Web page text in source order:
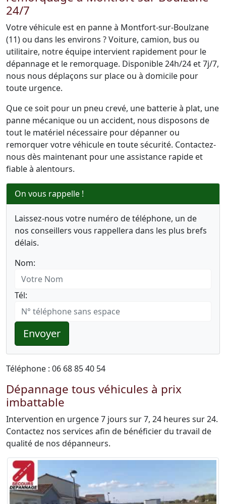
24/7
Votre véhicule est en panne à Montfort-sur-Boulzane
(11) ou dans les environs ? Voiture, camion, bus ou
utilitaire, notre équipe intervient rapidement pour le
dépannage et le remorquage. Disponible 24h/24 et 7j/7,
nous nous déplaçons sur place ou à domicile pour
toute urgence.
Que ce soit pour un pneu crevé, une batterie à plat, une
panne mécanique ou un accident, nous disposons de
tout le matériel nécessaire pour dépanner ou
remorquer votre véhicule en toute sécurité. Contactez-
nous dès maintenant pour une assistance rapide et
fiable à alentours.
On vous rappelle !
Laissez-nous votre numéro de téléphone, un de
nos conseillers vous rappellera dans les plus brefs
délais.
Nom:
Tél:
Envoyer
Téléphone : 06 68 85 40 54
Dépannage tous véhicules à prix
imbattable
Intervention en urgence 7 jours sur 7, 24 heures sur 24.
Contactez nos services afin de bénéficier du travail de
qualité de nos dépanneurs.